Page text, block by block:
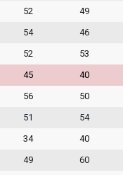
52 49
54 46
52 53
45 40
56 50
51 54
34 40
49 60